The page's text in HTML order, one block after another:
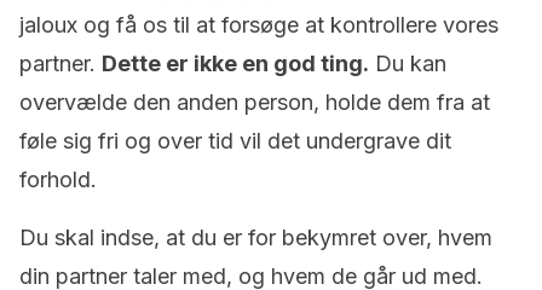
jaloux og få os til at forsøge at kontrollere vores
partner. Dette er ikke en god ting. Du kan
overvælde den anden person, holde dem fra at
føle sig fri og over tid vil det undergrave dit
forhold.
Du skal indse, at du er for bekymret over, hvem
din partner taler med, og hvem de går ud med.